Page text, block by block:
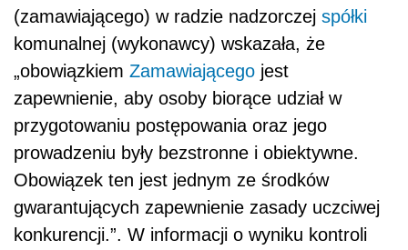
(zamawiającego) w radzie nadzorczej spółki
komunalnej (wykonawcy) wskazała, że
„obowiązkiem Zamawiającego jest
zapewnienie, aby osoby biorące udział w
przygotowaniu postępowania oraz jego
prowadzeniu były bezstronne i obiektywne.
Obowiązek ten jest jednym ze środków
gwarantujących zapewnienie zasady uczciwej
konkurencji.”. W informacji o wyniku kontroli